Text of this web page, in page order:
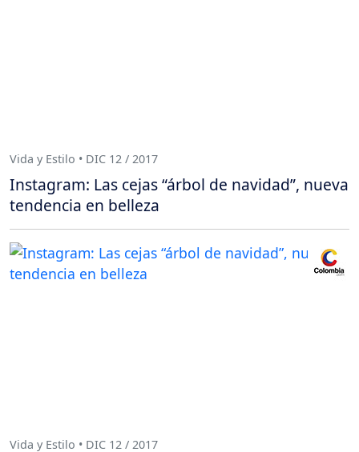
Vida y Estilo • DIC 12 / 2017
Instagram: Las cejas “árbol de navidad”, nueva
tendencia en belleza
Vida y Estilo • DIC 12 / 2017